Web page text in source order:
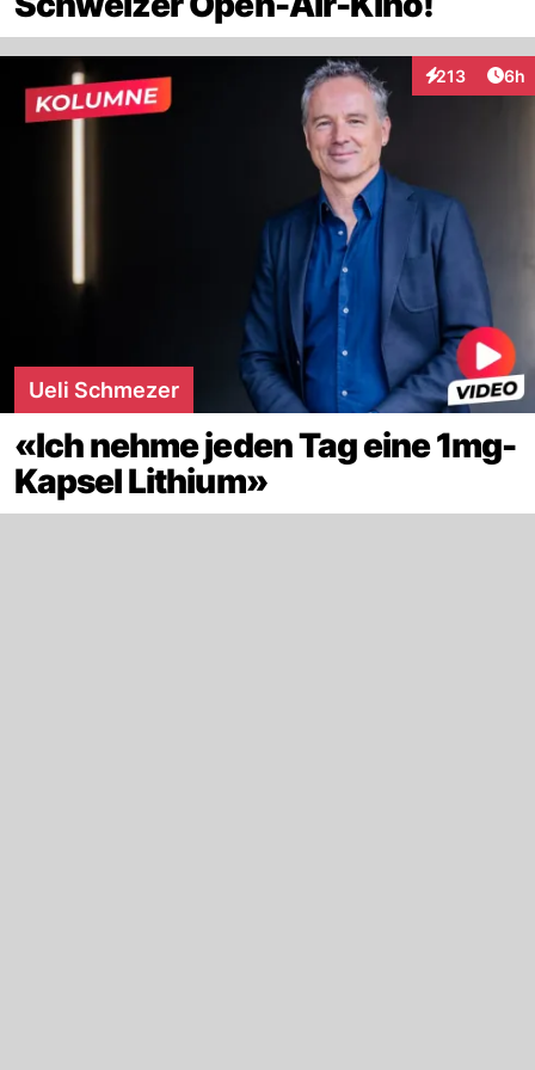
213
Interaktionen
6h
Ueli Schmezer
«Ich nehme jeden Tag eine 1mg-
Kapsel Lithium»